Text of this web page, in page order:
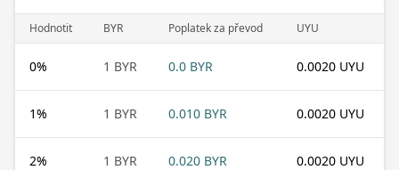
Hodnotit BYR Poplatek za převod UYU
0% 1 BYR 0.0 BYR 0.0020 UYU
1% 1 BYR 0.010 BYR 0.0020 UYU
2% 1 BYR 0.020 BYR 0.0020 UYU